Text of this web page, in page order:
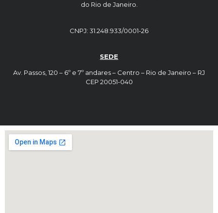
do Rio de Janeiro.
CNPJ: 31.248.933/0001-26
SEDE
Av. Passos, 120 – 6º e 7º andares – Centro – Rio de Janeiro – RJ
CEP 20051-040